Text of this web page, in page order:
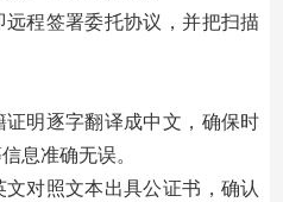
程签署委托协议，并把扫描
明逐字翻译成中文，确保时
息准确无误。
对照文本出具公证书，确认